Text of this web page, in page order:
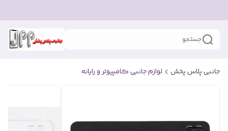
جستجو
جانبی پلاس پخش لوازم جانبی کامپیوتر و رایانه